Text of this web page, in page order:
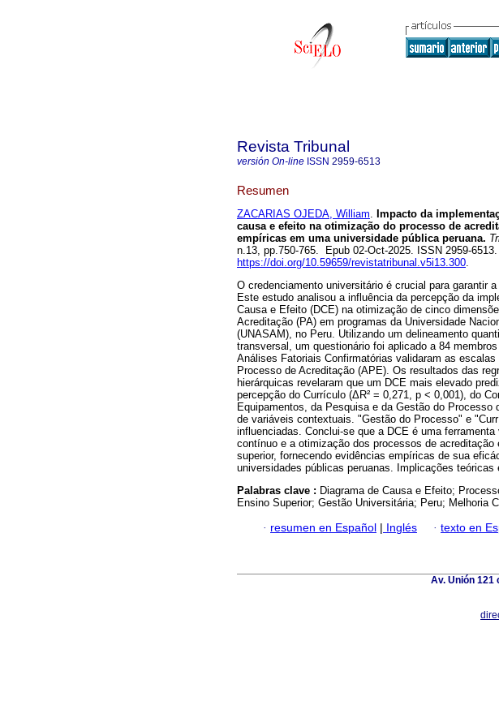
Revista Tribunal
versión On-line ISSN 2959-6513
Resumen
ZACARIAS OJEDA, William. Impacto da
causa e efeito na otimização do processo de
empíricas em uma universidade pública peruana.
n.13, pp.750-765. Epub 02-Oct-2025. ISSN 2959-6513.
https://doi.org/10.59659/revistatribunal.v5i13.300.
O credenciamento universitário é crucial para garantir
Este estudo analisou a influência da percepção da
Causa e Efeito (DCE) na otimização de cinco
Acreditação (PA) em programas da Universidade
(UNASAM), no Peru. Utilizando um delineamento
transversal, um questionário foi aplicado a 84
Análises Fatoriais Confirmatórias validaram as
Processo de Acreditação (APE). Os resultados das
hierárquicas revelaram que um DCE mais elevado
percepção do Currículo (ΔR² = 0,271, p < 0,001), do
Equipamentos, da Pesquisa e da Gestão do Processo
de variáveis ​​contextuais. "Gestão do Processo" e
influenciadas. Conclui-se que a DCE é uma
contínuo e a otimização dos processos de
superior, fornecendo evidências empíricas de sua
universidades públicas peruanas. Implicações
Palabras clave : Diagrama de Causa e Efeito;
Ensino Superior; Gestão Universitária; Peru; Melhoria
· resumen en Español | Inglés · texto en
Av. Unión 121